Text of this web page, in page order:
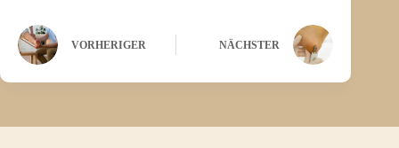
VORHERIGER NÄCHSTER